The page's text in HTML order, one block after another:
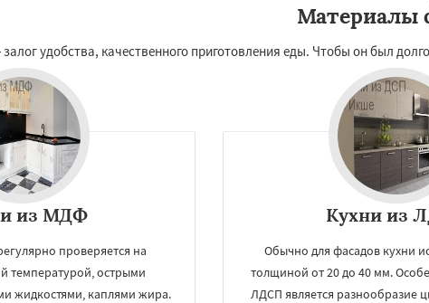
Михнево
Обухово Октябрьский Правдинский
Материалы
удобства, качественного приготовления еды. Чтобы он был
из МДФ
проверяется на
температурой, острыми
жидкостями, каплями жира.
Кухни из
Обычно для фасадов кухни
толщиной от 20 до 40 мм.
ЛДСП является разнообразие